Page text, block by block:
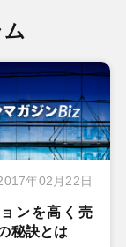
年02月22日
ンを高く売
秘訣とは